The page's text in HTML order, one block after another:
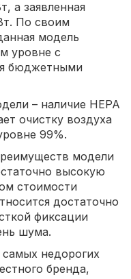
а заявленная
По своим
модель
уровне с
бюджетными
– наличие HEPA
очистку воздуха
99%.
модели
высокую
стоимости
достаточно
фиксации
шума.
самых недорогих
бренда,